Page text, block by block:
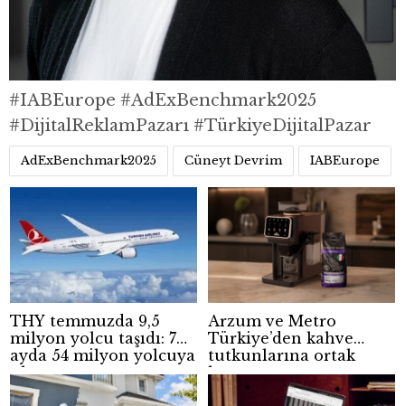
#IABEurope #AdExBenchmark2025
#DijitalReklamPazarı #TürkiyeDijitalPazar
AdExBenchmark2025 Cüneyt Devrim IABEurope
THY temmuzda 9,5
milyon yolcu taşıdı: 7
ayda 54 milyon yolcuya
ulaştı
Arzum ve Metro
Türkiye’den kahve
tutkunlarına ortak
kampanya